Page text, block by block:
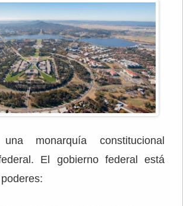
monarquía constitucional
El gobierno federal está